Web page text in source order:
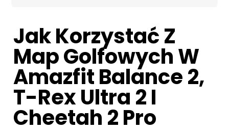
Jak Korzystać Z
Map Golfowych W
Amazfit Balance 2,
T-Rex Ultra 2 I
Cheetah 2 Pro